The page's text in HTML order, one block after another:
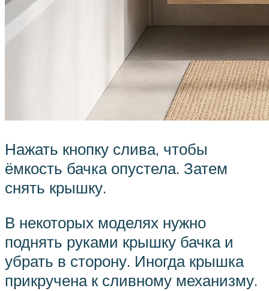
Нажать кнопку слива, чтобы
ёмкость бачка опустела. Затем
снять крышку.
В некоторых моделях нужно
поднять руками крышку бачка и
убрать в сторону. Иногда крышка
прикручена к сливному механизму.